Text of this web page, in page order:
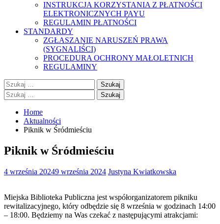
INSTRUKCJA KORZYSTANIA Z PŁATNOŚCI
ELEKTRONICZNYCH PAYU
REGULAMIN PŁATNOŚCI
STANDARDY
ZGŁASZANIE NARUSZEŃ PRAWA
(SYGNALIŚCI)
PROCEDURA OCHRONY MAŁOLETNICH
REGULAMINY
Szukaj:
Szukaj:
Home
Aktualności
Piknik w Śródmieściu
Piknik w Śródmieściu
4 września 20249 września 2024 Justyna Kwiatkowska
Miejska Biblioteka Publiczna jest współorganizatorem pikniku
rewitalizacyjnego, który odbędzie się 8 września w godzinach 14:00
– 18:00. Będziemy na Was czekać z następującymi atrakcjami: